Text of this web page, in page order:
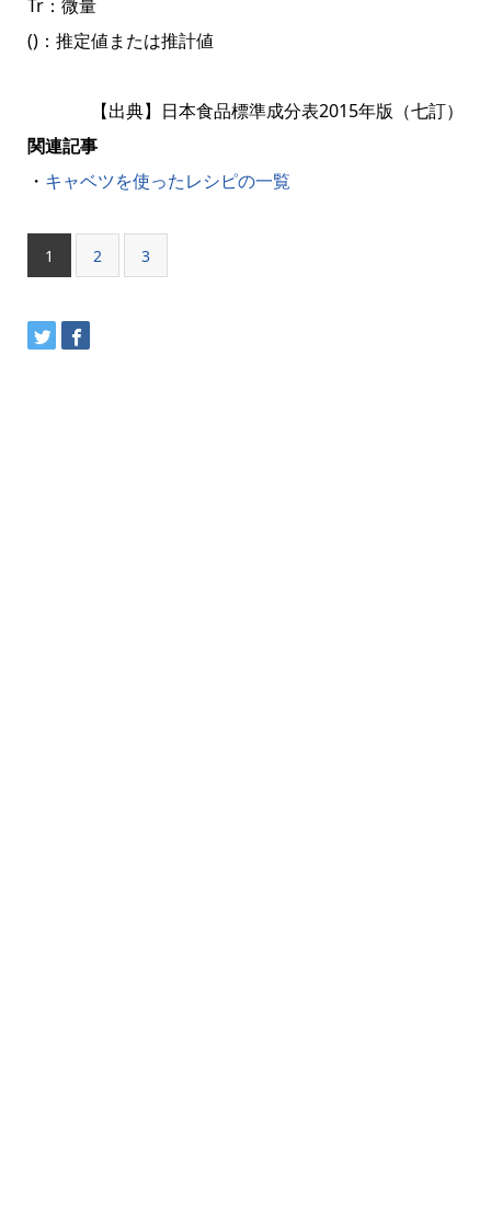
Tr：微量
()：推定値または推計値
【出典】日本食品標準成分表2015年版（七訂）
関連記事
・ キャベツを使ったレシピの一覧
1 2 3